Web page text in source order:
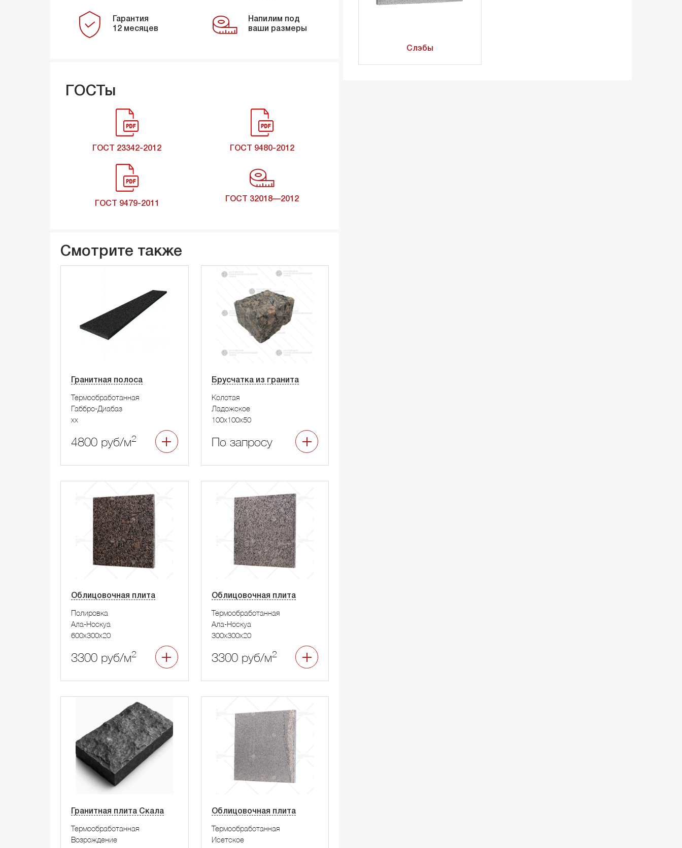
Слэбы
Гарантия
12 месяцев
Напилим под
ваши размеры
ГОСТы
ГОСТ 23342-2012 ГОСТ 9480-2012
ГОСТ 9479-2011
ГОСТ 32018—2012
Смотрите также
Гранитная полоса
Термообработанная
Габбро-Диабаз
xx
4800 руб/м2
Брусчатка из гранита
Колотая
Ладожское
100x100x50
По запросу
Облицовочная плита
Полировка
Ала-Носкуа
600x300x20
3300 руб/м2
Облицовочная плита
Термообработанная
Ала-Носкуа
300x300x20
3300 руб/м2
Гранитная плита Скала
Термообработанная
Возрождение
Облицовочная плита
Термообработанная
Исетское